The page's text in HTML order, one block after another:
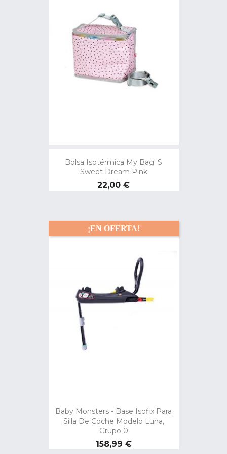
Bolsa Isotérmica My Bag' S
Sweet Dream Pink
Precio
22,00 €
Baby Monsters - Base Isofix Para
Silla De Coche Modelo Luna,
Grupo 0
Precio
158,99 €
¡EN OFERTA!